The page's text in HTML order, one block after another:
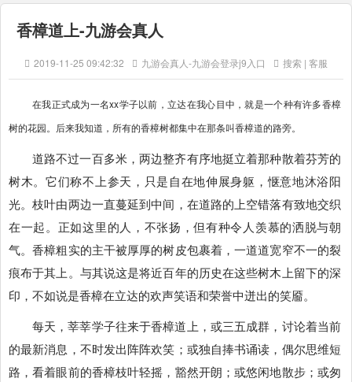
香樟道上-九游会真人
2019-11-25 09:42:32 九游会真人-九游会登录j9入口 搜索 | 客服
在我正式成为一名xx学子以前，立达在我心目中，就是一个种有许多香樟
树的花园。后来我知道，所有的香樟树都集中在那条叫香樟道的路旁。
道路不过一百多米，两边整齐有序地挺立着那种散着芬芳的
树木。它们称不上参天，只是自在地伸展身躯，惬意地沐浴阳
光。枝叶由两边一直蔓延到中间，在道路的上空错落有致地交织
在一起。正如这里的人，不张扬，但有种令人羡慕的洒脱与朝
气。香樟粗实的主干被厚厚的树皮包裹着，一道道宽窄不一的裂
痕布于其上。与其说这是将近百年的历史在这些树木上留下的深
印，不如说是香樟在立达的欢声笑语和荣誉中迸出的笑靥。
每天，莘莘学子往来于香樟道上，或三五成群，讨论着当前
的最新消息，不时发出阵阵欢笑；或独自捧书诵读，偶尔思维短
路，看着眼前的香樟枝叶轻摇，豁然开朗；或悠闲地散步；或匆